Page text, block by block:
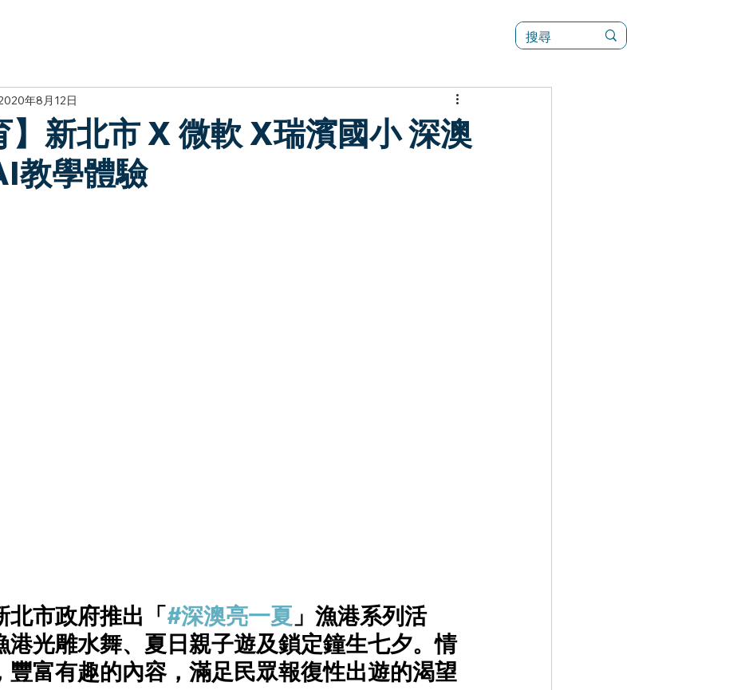
】新北市 X 微軟 X瑞濱國小 深澳
教學體驗
年8月12日
北市政府推出「#深澳亮一夏 」漁港系列活
港光雕水舞、夏日親子遊及鎖定鐘生七夕。情
豐富有趣的內容，滿足民眾報復性出遊的渴望